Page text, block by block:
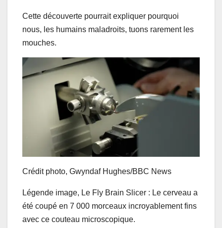
Cette découverte pourrait expliquer pourquoi
nous, les humains maladroits, tuons rarement les
mouches.
Crédit photo, Gwyndaf Hughes/BBC News
Légende image, Le Fly Brain Slicer : Le cerveau a
été coupé en 7 000 morceaux incroyablement fins
avec ce couteau microscopique.